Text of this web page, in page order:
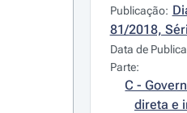
Publicação:
81/2018,
Data de
Parte:
C -
direta e